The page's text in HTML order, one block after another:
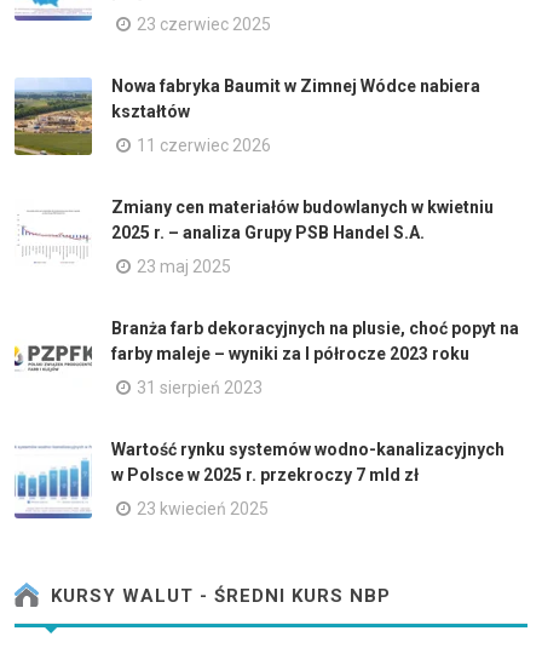
23 czerwiec 2025
Nowa fabryka Baumit w Zimnej Wódce nabiera
kształtów
11 czerwiec 2026
Zmiany cen materiałów budowlanych w kwietniu
2025 r. – analiza Grupy PSB Handel S.A.
23 maj 2025
Branża farb dekoracyjnych na plusie, choć popyt na
farby maleje – wyniki za I półrocze 2023 roku
31 sierpień 2023
Wartość rynku systemów wodno-kanalizacyjnych
w Polsce w 2025 r. przekroczy 7 mld zł
23 kwiecień 2025
KURSY WALUT - ŚREDNI KURS NBP